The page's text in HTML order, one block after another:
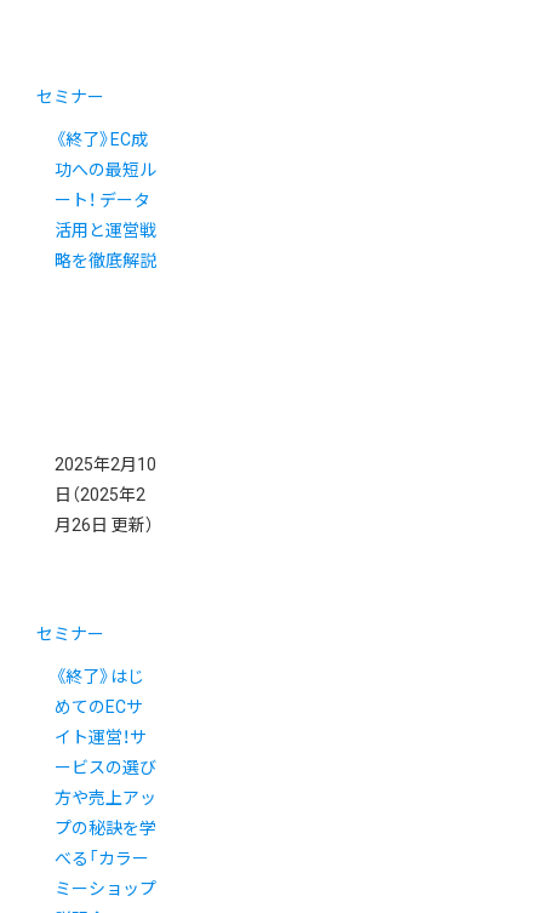
セミナー
《終了》EC成
功への最短ル
ート！ データ
活用と運営戦
略を徹底解説
2025年2月10
日 （2025年2
月26日 更新）
セミナー
《終了》はじ
めてのECサ
イト運営！サ
ービスの選び
方や売上アッ
プの秘訣を学
べる「カラー
ミーショップ